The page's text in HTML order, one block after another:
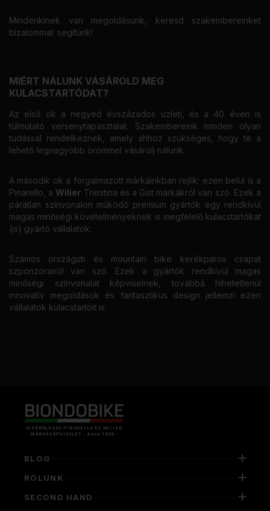
Mindenkinek van megoldásunk, keresd szakembereinket
bizalommal: segítünk!
MIÉRT NÁLUNK VÁSÁROLD MEG
KULACSTARTÓDAT?
Az első ok a negyed évszázados üzleti, és a 40 éven is
túlmutató versenytapasztalat. Szakembereink minden olyan
tudással rendelkeznek, amely ahhoz szükséges, hogy te a
lehető legnagyobb örömmel vásárolj nálunk.
A második ok a forgalmazott márkáinkban rejlik: ezen belül is a
Pinarello, aWilier Triestina és a Gist márkákról van szó. Ezek a
páratlan színvonalon működő prémium gyártók egy rendkívül
magas minőségi követelményeknek is megfelelő kulacstartókat
(is) gyártó vállalatok.
Számos országúti és mountain bike kerékpáros csapat
szponzorairól van szó. Ezek a gyártók rendkívül magas
minőségi színvonalat képviselnek, továbbá hihetetlenül
innovatív megoldások és fantasztikus design jellemzi ezen
vállalatok kulacstartóit is.
KIZÁRÓLAGOS PINARELLO ÉS WILIER
MÁRKAKÉPVISELET - Anno 1999 -
BLOG
RÓLUNK
SECOND HAND